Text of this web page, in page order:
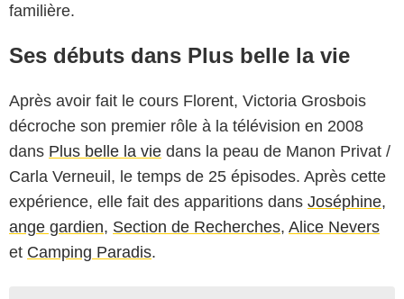
familière.
Ses débuts dans Plus belle la vie
Après avoir fait le cours Florent, Victoria Grosbois
décroche son premier rôle à la télévision en 2008
dans Plus belle la vie dans la peau de Manon Privat /
Carla Verneuil, le temps de 25 épisodes. Après cette
expérience, elle fait des apparitions dans Joséphine,
ange gardien, Section de Recherches, Alice Nevers
et Camping Paradis.